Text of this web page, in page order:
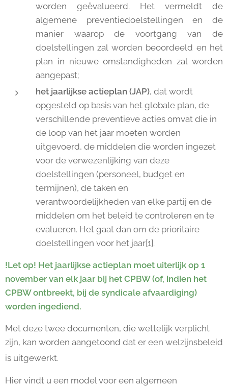
worden geëvalueerd. Het vermeldt de
algemene preventiedoelstellingen en de
manier waarop de voortgang van de
doelstellingen zal worden beoordeeld en het
plan in nieuwe omstandigheden zal worden
aangepast;
het jaarlijkse actieplan (JAP), dat wordt
opgesteld op basis van het globale plan, de
verschillende preventieve acties omvat die in
de loop van het jaar moeten worden
uitgevoerd, de middelen die worden ingezet
voor de verwezenlijking van deze
doelstellingen (personeel, budget en
termijnen), de taken en
verantwoordelijkheden van elke partij en de
middelen om het beleid te controleren en te
evalueren. Het gaat dan om de prioritaire
doelstellingen voor het jaar[1].
!Let op! Het jaarlijkse actieplan moet uiterlijk op 1
november van elk jaar bij het CPBW (of, indien het
CPBW ontbreekt, bij de syndicale afvaardiging)
worden ingediend.
Met deze twee documenten, die wettelijk verplicht
zijn, kan worden aangetoond dat er een welzijnsbeleid
is uitgewerkt.
Hier vindt u een model voor een algemeen